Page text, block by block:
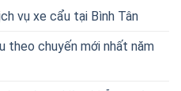
vụ xe cẩu tại Bình Tân
theo chuyến mới nhất năm